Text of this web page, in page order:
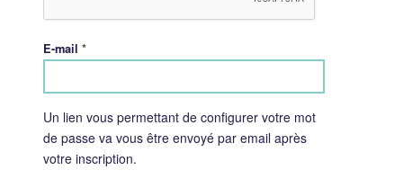
E-mail *
Un lien vous permettant de configurer votre mot
de passe va vous être envoyé par email après
votre inscription.